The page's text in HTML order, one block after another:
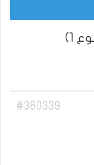
1)
#360339